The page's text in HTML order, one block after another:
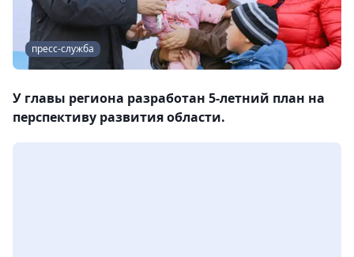
пресс-служба
У главы региона разработан 5-летний план на
перспективу развития области.